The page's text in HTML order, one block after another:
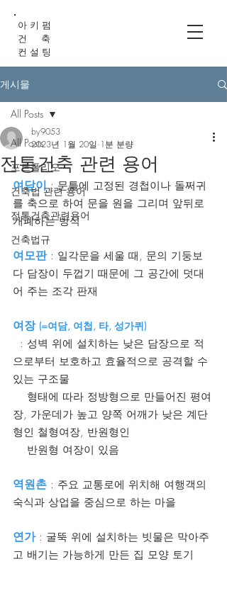
아 키 펌
건 축
컨 설 팅
게시물
All Posts
포트폴리오
건축법 관련 용어
전통건축관련용어
건축법규
All Posts
전통건축 관련 용어
by9053
2023년 1월 20일 1분 분량
여닫이 : 문틀에 고정된 경첩이나 돌쩌귀
를 축으로 하여 문을 원을 그리며 앞뒤로
개폐하는 방식
여모판 : 일각문을 세울 때, 문의 기둥보
다 담장이 두껍기 때문에 그 공간에 덧대
어 주는 조각 판재
여장 (=여담, 여첩, 타, 성가퀴)
으로부터 보호하고 효율적으로 공격할 수
있는 구조물
장, 가운데가 높고 양쪽 어깨가 낮은 계단
형인 철형여장, 반원형인
    반원형 여장이 있음
역원촌 : 주요 교통로에 위치해 여행객의
숙식과 상업을 중심으로 하는 마을
연가 : 굴뚝 위에 설치하는 빗물은 막아주
고 배기는 가능하게 만든 집 모양 토기